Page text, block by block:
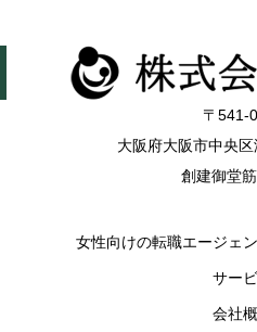
〒541-
大阪府大阪市中央
創建御堂
女性向けの転職エージェ
サー
会社